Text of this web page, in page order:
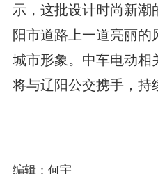
示，这批设计时尚新潮
阳市道路上一道亮丽的
城市形象。中车电动相
将与辽阳公交携手，持
编辑：何宇